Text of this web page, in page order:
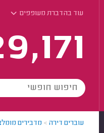
עוד בהדברת מעופפים
עוברים דירה > מדבירים